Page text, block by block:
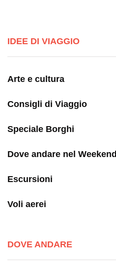
IDEE DI VIAGGIO
Arte e cultura
Consigli di Viaggio
Speciale Borghi
Dove andare nel Weekend
Escursioni
Voli aerei
DOVE ANDARE